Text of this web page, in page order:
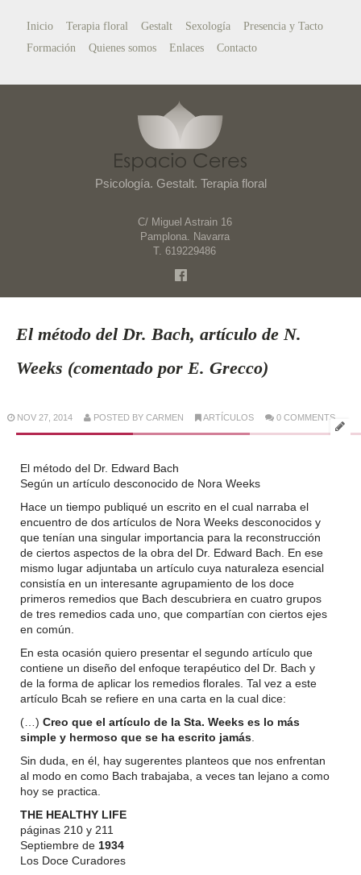
Psicología. Gestalt. Terapia floral
C/ Miguel Astrain 16
Pamplona. Navarra
T. 619229486
Inicio Terapia floral Gestalt Sexología
Presencia y Tacto
Formación
Quienes somos Enlaces Contacto
El método del Dr. Bach, artículo de N.
Weeks (comentado por E. Grecco)
NOV 27, 2014 POSTED BY CARMEN ARTÍCULOS 0 COMMENTS
El método del Dr. Edward Bach
Según un artículo desconocido de Nora Weeks
Hace un tiempo publiqué un escrito en el cual narraba el
encuentro de dos artículos de Nora Weeks desconocidos y
que tenían una singular importancia para la reconstrucción
de ciertos aspectos de la obra del Dr. Edward Bach. En ese
mismo lugar adjuntaba un artículo cuya naturaleza esencial
consistía en un interesante agrupamiento de los doce
primeros remedios que Bach descubriera en cuatro grupos
de tres remedios cada uno, que compartían con ciertos ejes
en común.
En esta ocasión quiero presentar el segundo artículo que
contiene un diseño del enfoque terapéutico del Dr. Bach y
de la forma de aplicar los remedios florales. Tal vez a este
artículo Bcah se refiere en una carta en la cual dice:
(…) Creo que el artículo de la Sta. Weeks es lo más
simple y hermoso que se ha escrito jamás
Sin duda, en él, hay sugerentes planteos que nos enfrentan
al modo en como Bach trabajaba, a veces tan lejano a como
hoy se practica.
THE HEALTHY LIFE
páginas 210 y 211
Septiembre de 1934
Los Doce Curadores